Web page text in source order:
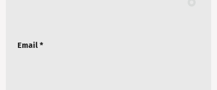
Email *